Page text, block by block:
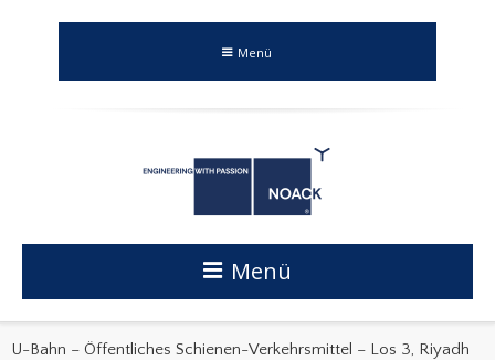
Menü
Menü
U-Bahn – Öffentliches Schienen-Verkehrsmittel – Los 3, Riyadh